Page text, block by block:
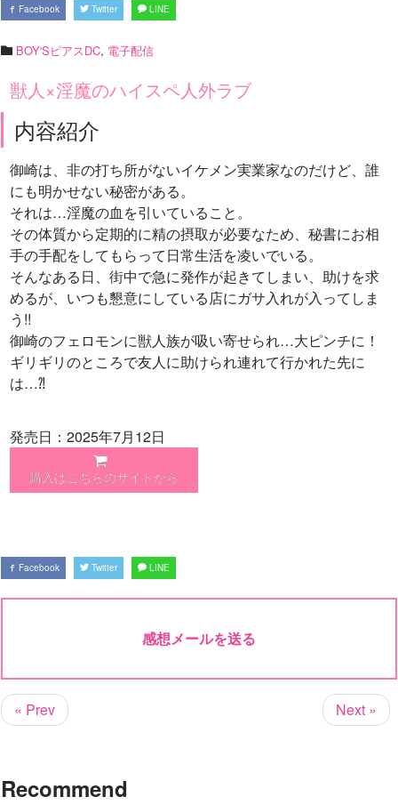
Facebook Twitter LINE
BOY'SピアスDC, 電子配信
獣人×淫魔のハイスペ人外ラブ
内容紹介
御崎は、非の打ち所がないイケメン実業家なのだけど、誰
にも明かせない秘密がある。
それは…淫魔の血を引いていること。
その体質から定期的に精の摂取が必要なため、秘書にお相
手の手配をしてもらって日常生活を凌いでいる。
そんなある日、街中で急に発作が起きてしまい、助けを求
めるが、いつも懇意にしている店にガサ入れが入ってしま
う!!
御崎のフェロモンに獣人族が吸い寄せられ…大ピンチに！
ギリギリのところで友人に助けられ連れて行かれた先に
は…⁈
発売日：2025年7月12日
購入はこちらのサイトから
Facebook Twitter LINE
感想メールを送る
« Prev Next »
Recommend